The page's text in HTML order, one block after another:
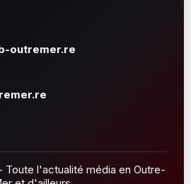
outremer.re
l'actualité média en Outre-